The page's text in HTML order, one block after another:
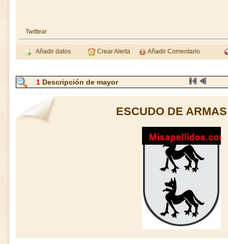
Twittear
Añadir datos Crear Alerta Añadir Comentario
1 Descripción de mayor
ESCUDO DE